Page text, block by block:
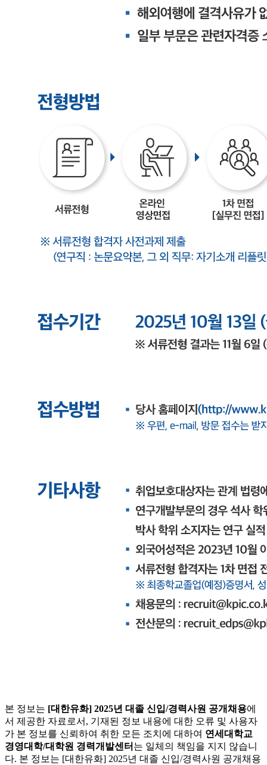
본 정보는 [대한유화] 2025년 대졸 신입/경력사원 공개채용에
서 제공한 자료로서, 기재된 정보 내용에 대한 오류 및 사용자
가 본 정보를 신뢰하여 취한 모든 조치에 대하여 연세대학교
경영대학/대학원 경력개발센터 는 일체의 책임을 지지 않습니
다. 본 정보는 [대한유화] 2025년 대졸 신입/경력사원 공개채용